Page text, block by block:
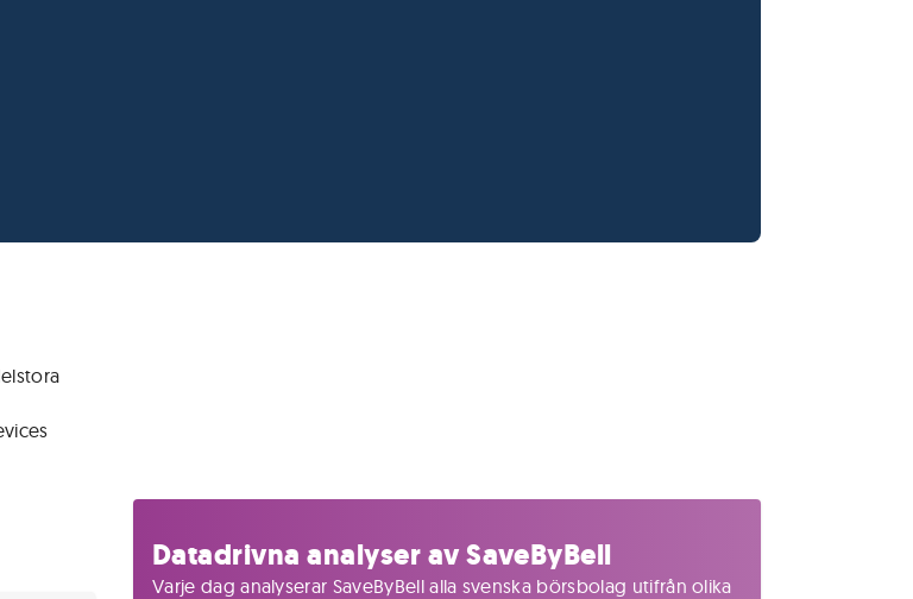
Datadrivna analyser av SaveByBell
Varje dag analyserar SaveByBell alla svenska börsbolag utifrån olika